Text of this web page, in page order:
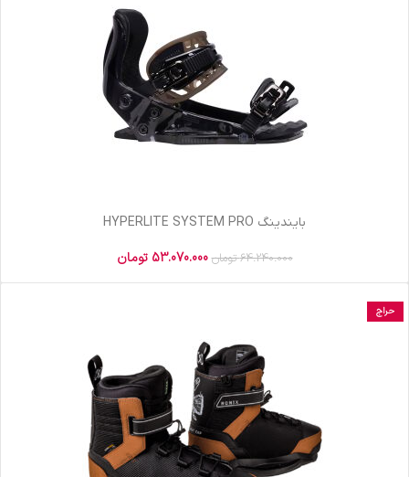
بایندینگ HYPERLITE SYSTEM PRO
64.240.000 تومان 53.070.000 تومان
حراج